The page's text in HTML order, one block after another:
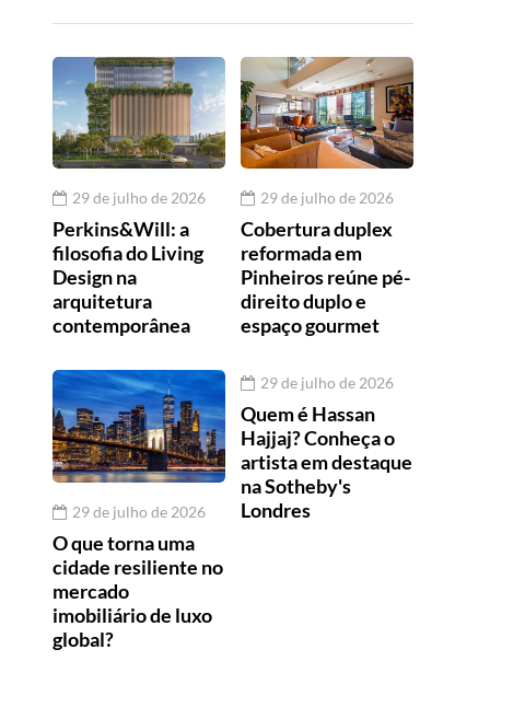
29 de julho de 2026
Perkins&Will: a
filosofia do Living
Design na
arquitetura
contemporânea
29 de julho de 2026
Cobertura duplex
reformada em
Pinheiros reúne pé-
direito duplo e
espaço gourmet
29 de julho de 2026
O que torna uma
cidade resiliente no
mercado
imobiliário de luxo
global?
29 de julho de 2026
Quem é Hassan
Hajjaj? Conheça o
artista em destaque
na Sotheby's
Londres